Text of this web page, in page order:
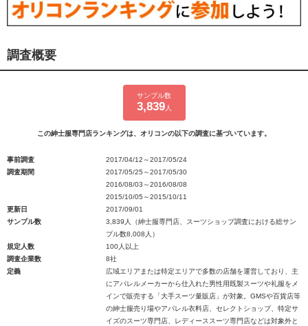
調査概要
サンプル数
3,839人
この紳士服専門店ランキングは、オリコンの以下の調査に基づいています。
事前調査
2017/04/12～2017/05/24
調査期間
2017/05/25～2017/05/30
2016/08/03～2016/08/08
2015/10/05～2015/10/11
更新日
2017/09/01
サンプル数
3,839人（紳士服専門店、スーツショップ調査における総サン
プル数8,008人）
規定人数
100人以上
調査企業数
8社
定義
広域エリアまたは特定エリアで多数の店舗を運営しており、主
にアパレルメーカーから仕入れた男性用既製スーツや礼服をメ
インで販売する「大手スーツ量販店」が対象。GMSや百貨店等
の紳士服売り場やアパレル衣料店、セレクトショップ、特定サ
イズのスーツ専門店、レディーススーツ専門店などは対象外と